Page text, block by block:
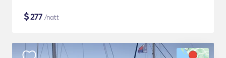
$277 /natt